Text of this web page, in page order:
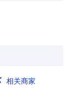
相关商家